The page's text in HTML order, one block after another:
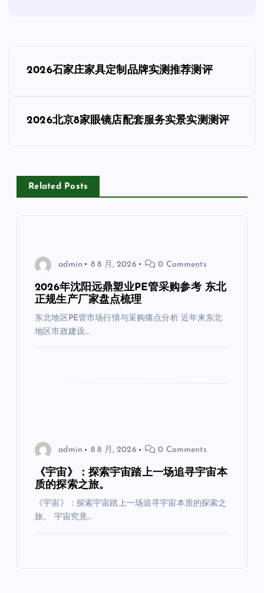
导
2026石家庄家具定制品牌实测推荐测评
2026北京8家眼镜店配套服务实景实测测评
Related Posts
admin 8 8 月, 2026 0 Comments
2026年沈阳远鼎塑业PE管采购参考 东北
正规生产厂家盘点梳理
东北地区PE管市场行情与采购痛点分析 近年来东北
地区市政建设…
admin 8 8 月, 2026 0 Comments
《宇宙》：探索宇宙踏上一场追寻宇宙本
质的探索之旅。
《宇宙》：探索宇宙踏上一场追寻宇宙本质的探索之
旅。 宇宙究竟…